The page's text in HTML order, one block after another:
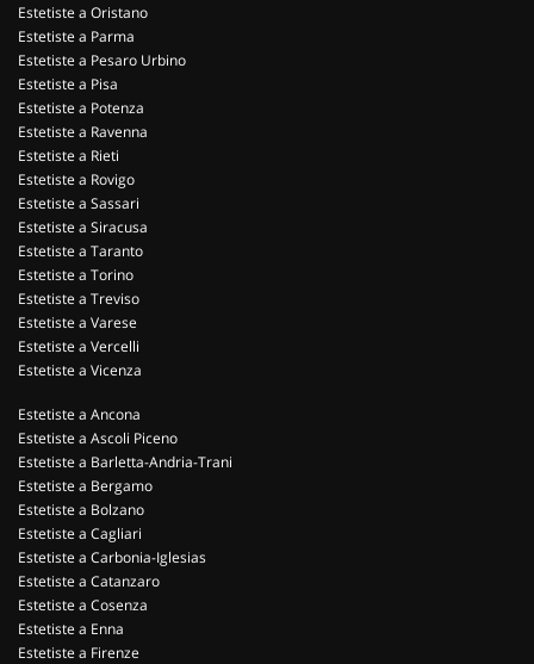
Estetiste a Oristano
Estetiste a Parma
Estetiste a Pesaro Urbino
Estetiste a Pisa
Estetiste a Potenza
Estetiste a Ravenna
Estetiste a Rieti
Estetiste a Rovigo
Estetiste a Sassari
Estetiste a Siracusa
Estetiste a Taranto
Estetiste a Torino
Estetiste a Treviso
Estetiste a Varese
Estetiste a Vercelli
Estetiste a Vicenza
Estetiste a Ancona
Estetiste a Ascoli Piceno
Estetiste a Barletta-Andria-Trani
Estetiste a Bergamo
Estetiste a Bolzano
Estetiste a Cagliari
Estetiste a Carbonia-Iglesias
Estetiste a Catanzaro
Estetiste a Cosenza
Estetiste a Enna
Estetiste a Firenze